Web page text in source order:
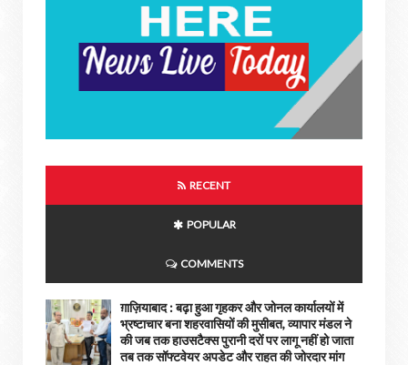
RECENT
POPULAR
COMMENTS
ग़ाज़ियाबाद : बढ़ा हुआ गृहकर और जोनल कार्यालयों में
भ्रष्टाचार बना शहरवासियों की मुसीबत, व्यापार मंडल ने
की जब तक हाउसटैक्स पुरानी दरों पर लागू नहीं हो जाता
तब तक सॉफ्टवेयर अपडेट और राहत की जोरदार मांग